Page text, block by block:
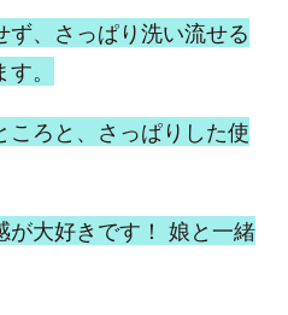
ず、さっぱり洗い流せる
。
ころと、さっぱりした使
が大好きです！ 娘と一緒